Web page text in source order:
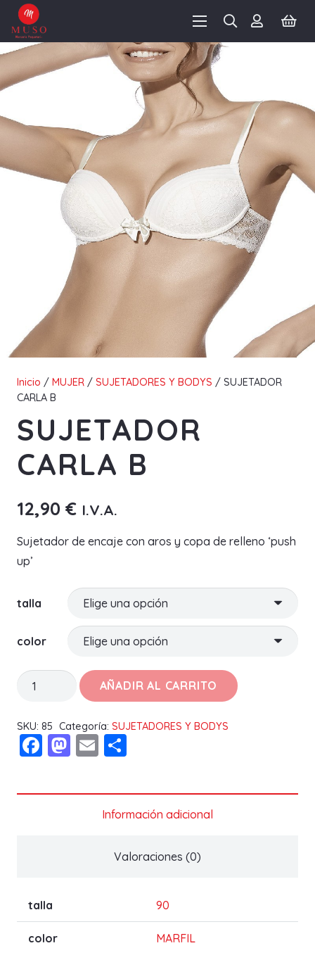
Inicio / MUJER / SUJETADORES Y BODYS / SUJETADOR
CARLA B
SUJETADOR
CARLA B
12,90 € I.V.A.
Sujetador de encaje con aros y copa de relleno ‘push
up’
talla
color
SUJETADOR
B
cantidad
AÑADIR AL CARRITO
SKU: 85 Categoría: SUJETADORES Y BODYS
Facebook
Mastodon
Email
Información adicional
Valoraciones (0)
talla 90
color MARFIL